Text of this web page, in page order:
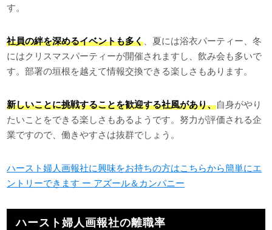
す。
社員の絆を深めるイベントも多く 、夏には浴衣パーティー、冬
にはクリスマスパーティーが開催されますし、飲み会も多いで
す。部署の垣根を越えて情報交換できる楽しさもあります。
新しいことに挑戦することを歓迎する社風があり、自身がやり
たいことをできる楽しさもあるようです。努力が評価される企
業ですので、働きやすさは抜群でしょう。
ハースト婦人画報社に興味をお持ちの方はこちらから簡単にエ
ントリーできます ー アズール＆カンパニー
ハースト婦人画報社の離職率